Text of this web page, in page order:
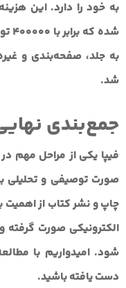
به خود را دارد. این
به جلد، صفحه‌بندی و
شد.
جمع‌بندی
فیپا یکی از مراحل مهم
صورت توصیفی و تحلیلی
چاپ و نشر کتاب از اهمیت
الکترونیکی صورت
شود. امیدواریم با
دست یافته باشید.